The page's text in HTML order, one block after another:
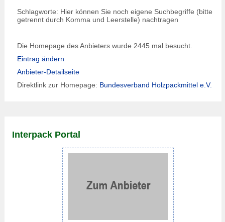
Schlagworte: Hier können Sie noch eigene Suchbegriffe (bitte
getrennt durch Komma und Leerstelle) nachtragen
Die Homepage des Anbieters wurde 2445 mal besucht.
Eintrag ändern
Anbieter-Detailseite
Direktlink zur Homepage: Bundesverband Holzpackmittel e.V.
Interpack Portal